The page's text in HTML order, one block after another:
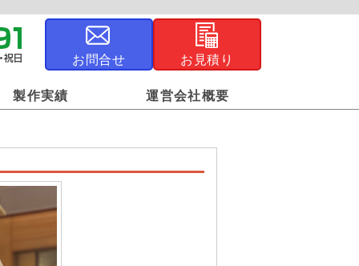
お問合せ お見積り
製作実績 運営会社概要